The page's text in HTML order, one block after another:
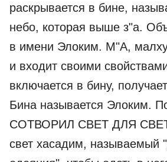
раскрывается в бине,
небо, которая выше з"а.
в имени Элоким. М"А,
и входит своими
включается в бину,
Бина называется Элоким.
СОТВОРИЛ СВЕТ ДЛЯ
свет хасадим, называемый